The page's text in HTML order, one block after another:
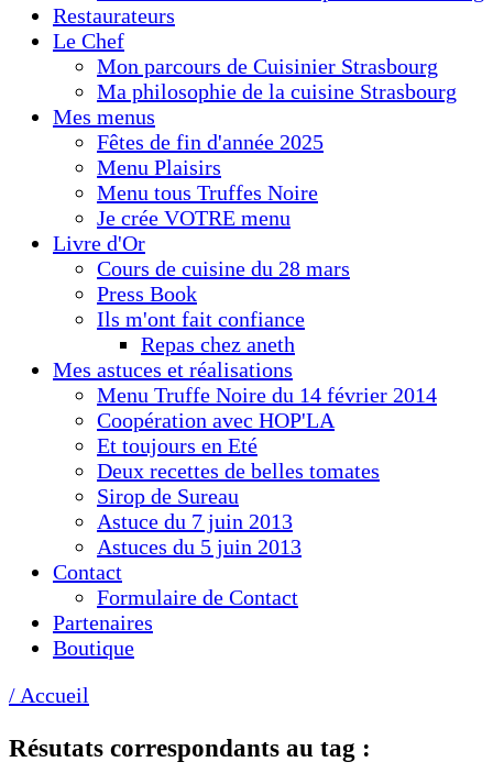
Restaurateurs
Le Chef
Mon parcours de Cuisinier Strasbourg
Ma philosophie de la cuisine Strasbourg
Mes menus
Fêtes de fin d'année 2025
Menu Plaisirs
Menu tous Truffes Noire
Je crée VOTRE menu
Livre d'Or
Cours de cuisine du 28 mars
Press Book
Ils m'ont fait confiance
Repas chez aneth
Mes astuces et réalisations
Menu Truffe Noire du 14 février 2014
Coopération avec HOP'LA
Et toujours en Eté
Deux recettes de belles tomates
Sirop de Sureau
Astuce du 7 juin 2013
Astuces du 5 juin 2013
Contact
Formulaire de Contact
Partenaires
Boutique
/ Accueil
Résutats correspondants au tag :